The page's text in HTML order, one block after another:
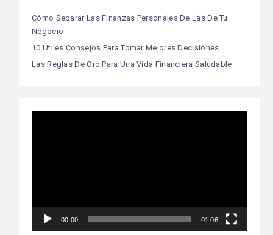
Cómo Separar Las Finanzas Personales De Las De Tu
Negocio
10 Útiles Consejos Para Tomar Mejores Decisiones
Las Reglas De Oro Para Una Vida Financiera Saludable
00:00 01:06